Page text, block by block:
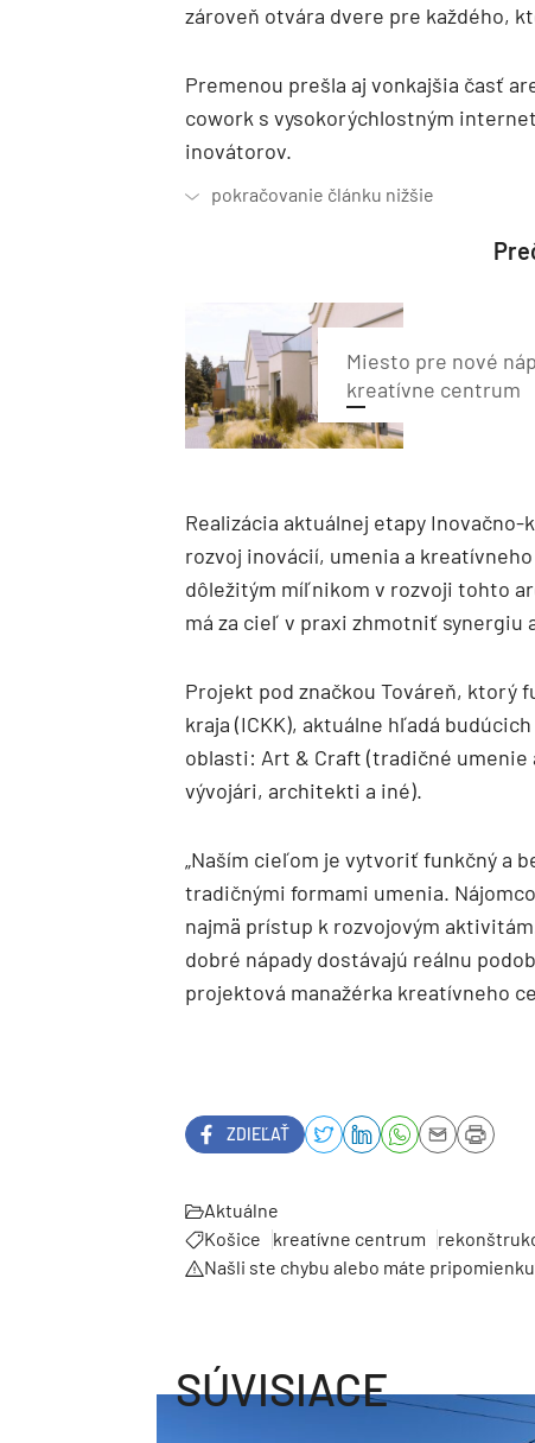
zároveň otvára dvere pre každého,
Premenou prešla aj vonkajšia časť
cowork s vysokorýchlostným
inovátorov.
Miesto pre nové
kreatívne centrum
Realizácia aktuálnej etapy
rozvoj inovácií, umenia a
dôležitým míľnikom v rozvoji tohto
má za cieľ v praxi zhmotniť synergiu
Projekt pod značkou Továreň, ktorý
kraja (ICKK), aktuálne hľadá
oblasti: Art & Craft (tradičné umenie
vývojári, architekti a iné).
„Naším cieľom je vytvoriť funkčný a
tradičnými formami umenia.
najmä prístup k rozvojovým
dobré nápady dostávajú reálnu
projektová manažérka kreatívneho
ZDIEĽAŤ
Aktuálne
Košice
kreatívne centrum
Našli ste chybu alebo máte
SÚVISIACE